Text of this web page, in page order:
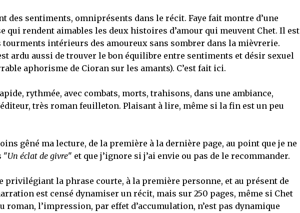
des sentiments, omniprésents dans le récit. Faye fait montre d’une
qui rendent aimables les deux histoires d’amour qui meuvent Chet. Il est
intérieurs des amoureux sans sombrer dans la mièvrerie.
ardu aussi de trouver le bon équilibre entre sentiments et désir sexuel
aphorisme de Cioran sur les amants). C’est fait ici.
rythmée, avec combats, morts, trahisons, dans une ambiance,
très roman feuilleton. Plaisant à lire, même si la fin est un peu
gêné ma lecture, de la première à la dernière page, au point que je ne
"Un éclat de givre" et que j’ignore si j’ai envie ou pas de le recommander.
privilégiant la phrase courte, à la première personne, et au présent de
est censé dynamiser un récit, mais sur 250 pages, même si Chet
l’impression, par effet d’accumulation, n’est pas dynamique